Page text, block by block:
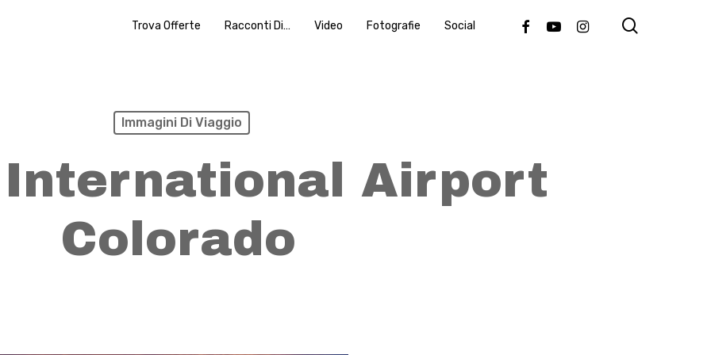
Trova Offerte Racconti Di… Video Fotografie Social FacebookYoutubeInstagram
Immagini Di Viaggio
International Airport
Colorado